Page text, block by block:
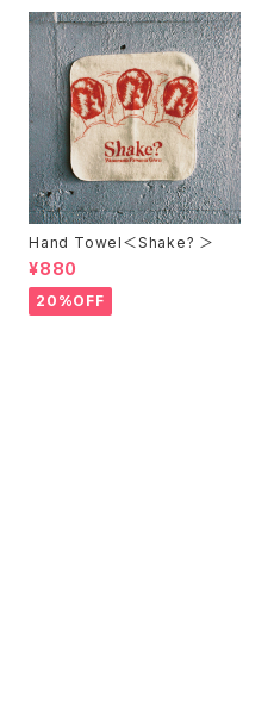
Hand Towel＜Shake? ＞
¥880
20%OFF